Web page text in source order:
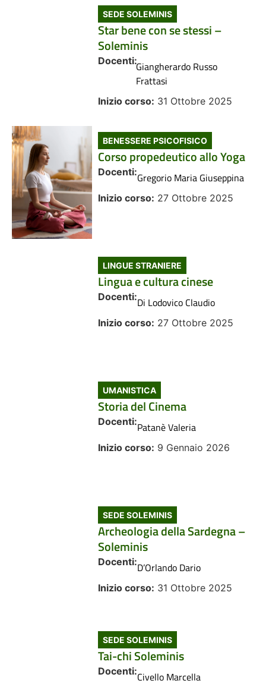
SEDE SOLEMINIS
Star bene con se stessi –
Soleminis
Docenti:Giangherardo Russo
Frattasi
Inizio corso: 31 Ottobre 2025
BENESSERE PSICOFISICO
Corso propedeutico allo Yoga
Docenti:Gregorio Maria Giuseppina
Inizio corso: 27 Ottobre 2025
LINGUE STRANIERE
Lingua e cultura cinese
Docenti:Di Lodovico Claudio
Inizio corso: 27 Ottobre 2025
UMANISTICA
Storia del Cinema
Docenti:Patanè Valeria
Inizio corso: 9 Gennaio 2026
SEDE SOLEMINIS
Archeologia della Sardegna –
Soleminis
Docenti:D’Orlando Dario
Inizio corso: 31 Ottobre 2025
SEDE SOLEMINIS
Tai-chi Soleminis
Docenti:Civello Marcella